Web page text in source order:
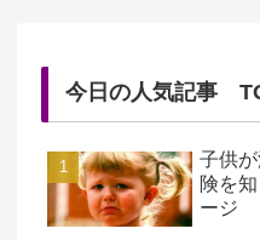
今日の人気記事
子供
険を
ージ